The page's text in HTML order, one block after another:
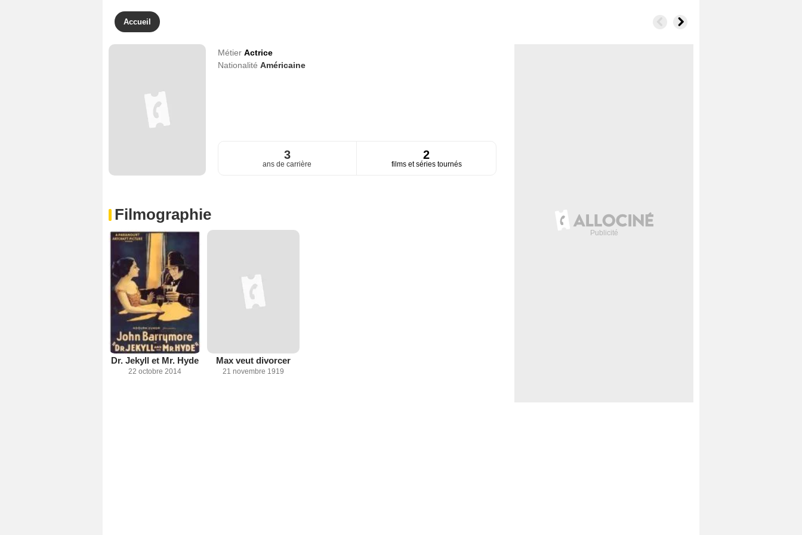
Accueil
Métier Actrice
Nationalité Américaine
3
ans de carrière
2
films et séries tournés
Filmographie
Dr. Jekyll et Mr. Hyde
22 octobre 2014
Max veut divorcer
21 novembre 1919